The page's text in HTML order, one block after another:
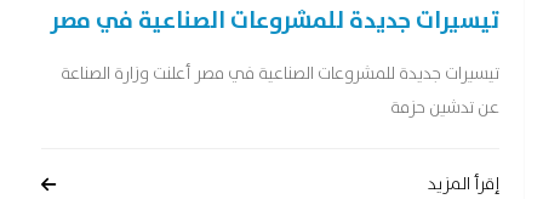
تيسيرات جديدة للمشروعات الصناعية في مصر
تيسيرات جديدة للمشروعات الصناعية في مصر أعلنت وزارة الصناعة
عن تدشين حزمة
إقرأ المزيد